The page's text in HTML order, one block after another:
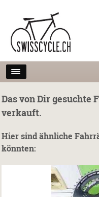
Das von Dir gesuchte
verkauft.
Hier sind ähnliche
könnten: